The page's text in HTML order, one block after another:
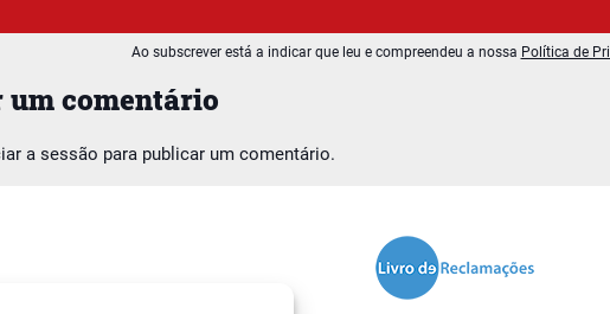
um comentário
a sessão para publicar um comentário.
Ao subscrever está a indicar que leu e compreendeu a nossa Política de